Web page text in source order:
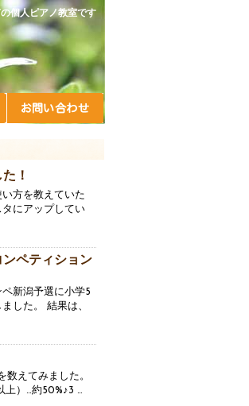
個人ピアノ教室です
！
方を教えていた
にアップしてい
ンペティション
新潟予選に小学5
した。 結果は、
えてみました。
上）…約50%♪3 …